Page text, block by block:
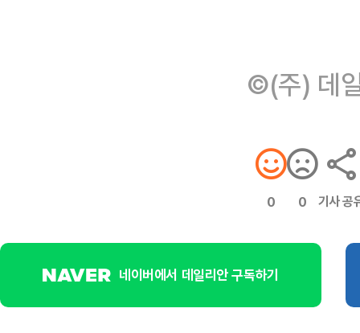
©(주) 데
0 0 기사 공
네이버에서 데일리안 구독하기